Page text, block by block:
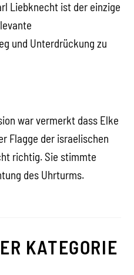
Liebknecht ist der einzige
und Unterdrückung zu
war vermerkt dass Elke
Flagge der israelischen
richtig. Sie stimmte
des Uhrturms.
KATEGORIE